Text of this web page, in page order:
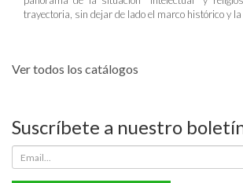
trayectoria, sin dejar de lado el marco histórico y
Ver todos los catálogos
Suscríbete a nuestro